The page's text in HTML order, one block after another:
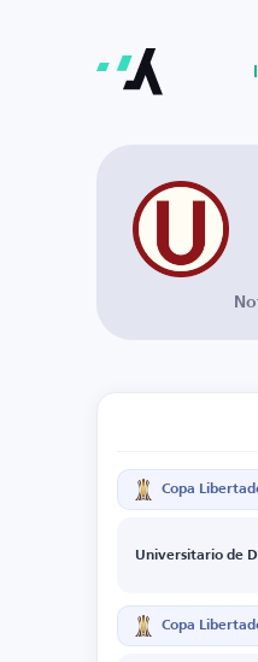
Copa
Copa